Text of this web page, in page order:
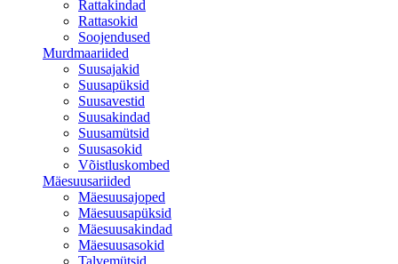
Rattakindad
Rattasokid
Soojendused
Murdmaariided
Suusajakid
Suusapüksid
Suusavestid
Suusakindad
Suusamütsid
Suusasokid
Võistluskombed
Mäesuusariided
Mäesuusajoped
Mäesuusapüksid
Mäesuusakindad
Mäesuusasokid